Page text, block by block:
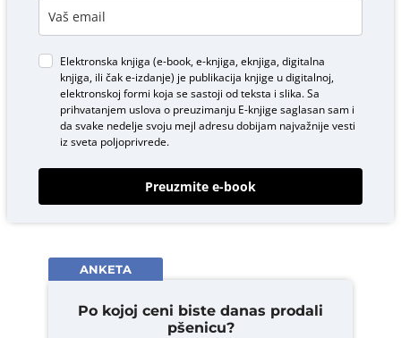
Elektronska knjiga (e-book, e-knjiga, eknjiga, digitalna
knjiga, ili čak e-izdanje) je publikacija knjige u digitalnoj,
elektronskoj formi koja se sastoji od teksta i slika. Sa
prihvatanjem uslova o preuzimanju E-knjigesaglasan sam i
da svake nedelje svoju mejl adresu dobijam najvažnije vesti
iz sveta poljoprivrede.
Preuzmite e-book
ANKETA
Po kojoj ceni biste danas prodali
pšenicu?